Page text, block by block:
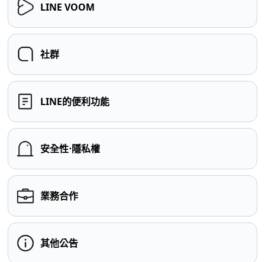
LINE VOOM
社群
LINE的便利功能
安全性⋅隱私權
業務合作
其他公告